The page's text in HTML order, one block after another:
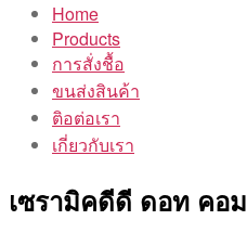
Home
Products
การสั่งชื้อ
ขนส่งสินค้า
ติอต่อเรา
เกี่ยวกับเรา
เซรามิคดีดี ดอท คอม